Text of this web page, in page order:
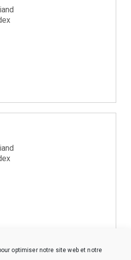
optimiser notre site web et notre